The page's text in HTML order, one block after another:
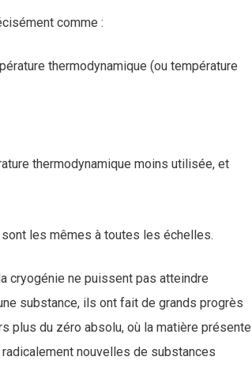
comme :
thermodynamique (ou température
thermodynamique moins utilisée, et
les mêmes à toutes les échelles.
cryogénie ne puissent pas atteindre
substance, ils ont fait de grands progrès
plus du zéro absolu, où la matière présente
nouvelles de substances